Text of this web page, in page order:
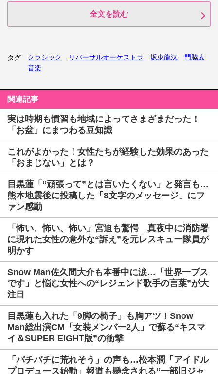
全文を読む
タグ クラシック リバーサルオーケストラ 坂東龍汰
門脇麦
音楽
関連記事
実は時期も慣習も地域によってさまざまだった！
「お盆」にまつわる豆知識
これがよかった！女性たちが経験した効果のあった
「おまじない」とは？
目黒蓮「“頑張って”とは言いたくない」と発言も…
熊本地震後に投稿した「8文字のメッセージ」にフ
ァン感動
「怖い、怖い、怖い」宮迫も驚愕 真夜中に消防署
に現れた女性の意外な“訴え”を元レスキュー隊員が
明かす
Snow Man佐久間大介も本番中に涙…「世界一ブス
です」と悩む女性への“レジェンド歌手の言葉”が大
注目
目黒蓮も入れた「9脚の椅子」も胸アツ！Snow
Man総出演CM「女装メンバー2人」で蘇る“キスマ
イ＆SUPER EIGHT版”の衝撃
「バチバチに荒れそう」の声も…松本潤「アイドル
プロデュース始動」報道も懸念される“一部旧ジャ